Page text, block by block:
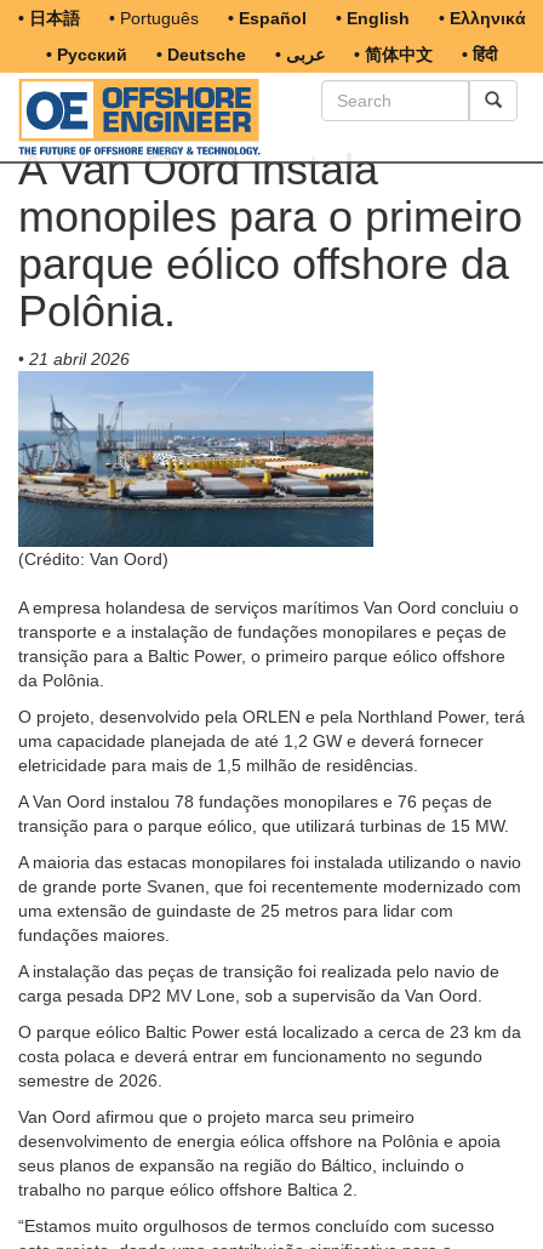
• 日本語 • Português • Español • English
• Ελληνικά
• Русский
• Deutsche • عربى • 简体中文 • हिंदी
A Van Oord instala
monopiles para o primeiro
parque eólico offshore da
Polônia.
• 21 abril 2026
(Crédito: Van Oord)
A empresa holandesa de serviços marítimos Van Oord concluiu o
transporte e a instalação de fundações monopilares e peças de
transição para a Baltic Power, o primeiro parque eólico offshore
da Polônia.
O projeto, desenvolvido pela ORLEN e pela Northland Power, terá
uma capacidade planejada de até 1,2 GW e deverá fornecer
eletricidade para mais de 1,5 milhão de residências.
A Van Oord instalou 78 fundações monopilares e 76 peças de
transição para o parque eólico, que utilizará turbinas de 15 MW.
A maioria das estacas monopilares foi instalada utilizando o navio
de grande porte Svanen, que foi recentemente modernizado com
uma extensão de guindaste de 25 metros para lidar com
fundações maiores.
A instalação das peças de transição foi realizada pelo navio de
carga pesada DP2 MV Lone, sob a supervisão da Van Oord.
O parque eólico Baltic Power está localizado a cerca de 23 km da
costa polaca e deverá entrar em funcionamento no segundo
semestre de 2026.
Van Oord afirmou que o projeto marca seu primeiro
desenvolvimento de energia eólica offshore na Polônia e apoia
seus planos de expansão na região do Báltico, incluindo o
trabalho no parque eólico offshore Baltica 2.
“Estamos muito orgulhosos de termos concluído com sucesso